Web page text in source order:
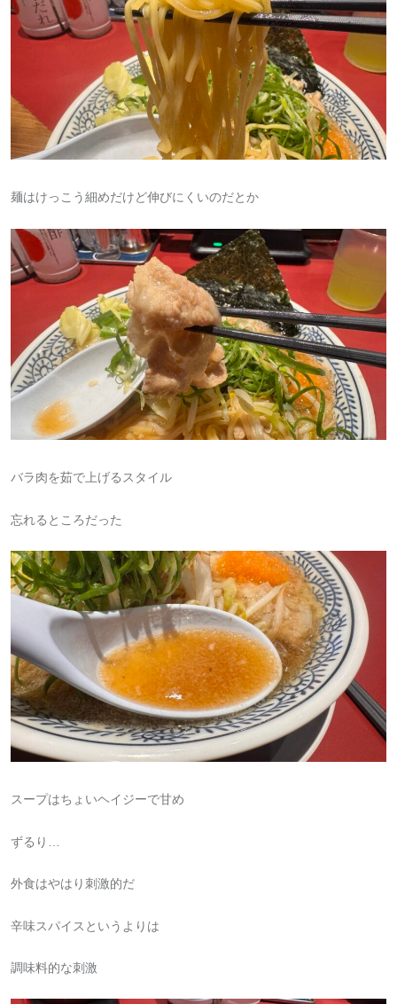
麺はけっこう細めだけど伸びにくいのだとか
バラ肉を茹で上げるスタイル
忘れるところだった
スープはちょいヘイジーで甘め
ずるり…
外食はやはり刺激的だ
辛味スパイスというよりは
調味料的な刺激